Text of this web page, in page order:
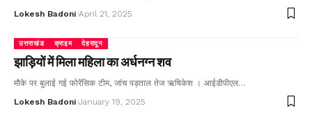
Lokesh Badoni April 21, 2025
उत्तराखंड क्राइम देहरादून
झाड़ियों में मिला महिला का अर्धनग्न शव
मौके पर बुलाई गई फोरेंसिक टीम, जांच पड़ताल तेज ऋषिकेश । आईडीपीएल…
Lokesh Badoni January 19, 2025